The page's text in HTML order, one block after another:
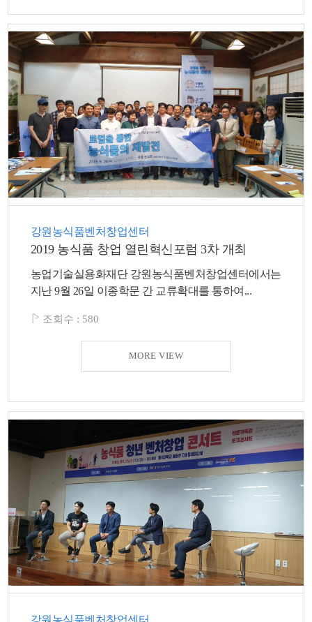
강원농식품벤처창업센터
2019 농식품 창업 열린혁신포럼 3차 개최
농업기술실용화재단 강원농식품벤처창업센터에서는
지난 9월 26일 이종학문 간 교류확대를 통하여...
조회수 : 580
MORE VIEW
강원농식품벤처창업센터